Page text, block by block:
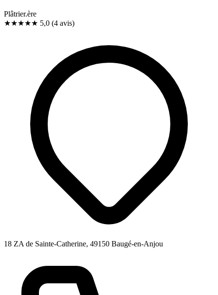
Plâtrier.ère
★★★★★ 5,0 (4 avis)
18 ZA de Sainte-Catherine, 49150 Baugé-en-Anjou